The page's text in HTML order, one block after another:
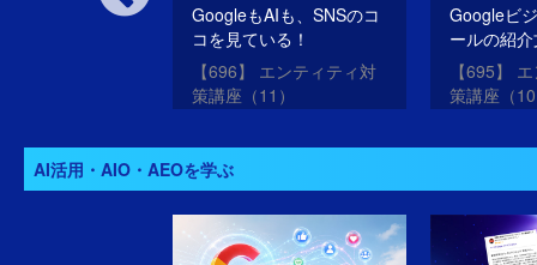
SEOだけのサ
GoogleもAIも、SNSのコ
コを見ている！
【696】 エンティティ対
策講座（11）
Googleビ
ールの紹
SEO・
させる方法
【695】
策講座（
AI活用・AIO・AEOを学ぶ